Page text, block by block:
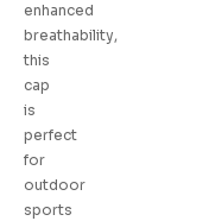
enhanced
breathability,
this
cap
is
perfect
for
outdoor
sports